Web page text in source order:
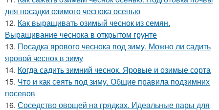
для посадки озимого чеснока осенью
12. Как выращивать озимый чеснок из семян.
Выращивание чеснока в открытом грунте
13. Посадка ярового чеснока под зиму. Можно ли садить
яровой чеснок в зиму
14. Когда садить зимний чеснок. Яровые и озимые сорта
15. Что и как сеять под зиму. Общие правила подзимних
посевов
16. Соседство овощей на грядках. Идеальные пары для